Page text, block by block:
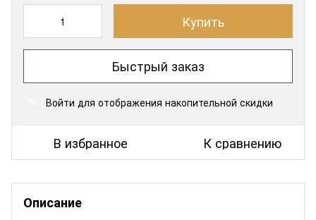
Купить
Быстрый заказ
Войти для отображения накопительной скидки
В избранное К сравнению
Описание